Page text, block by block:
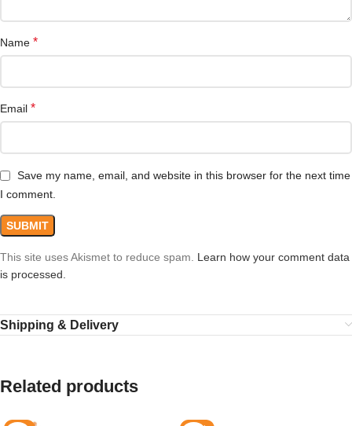
Name *
Email *
Save my name, email, and website in this browser for the next time
I comment.
This site uses Akismet to reduce spam. Learn how your comment data
is processed.
Shipping & Delivery
Related products